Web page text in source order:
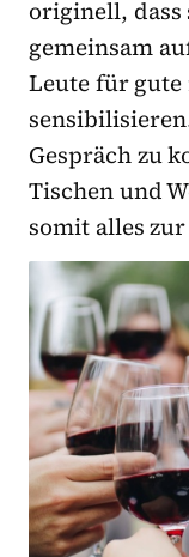
originell, dass
gemeinsam
Leute für gute
Gespräch zu
Tischen und
somit alles